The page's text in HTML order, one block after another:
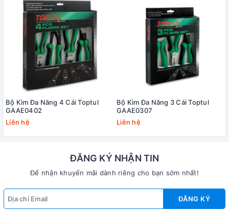
Bộ Kìm Đa Năng 4 Cái Toptul
GAAE0402
Liên hệ
Bộ Kìm Đa Năng 3 Cái Toptul
GAAE0307
Liên hệ
ĐĂNG KÝ NHẬN TIN
Để nhận khuyến mãi dành riêng cho bạn sớm nhất!
ĐĂNG KÝ